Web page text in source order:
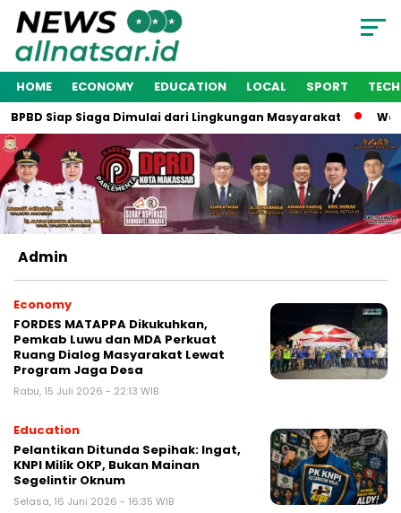
HOME ECONOMY EDUCATION LOCAL SPORT
Siap Siaga Dimulai dari Lingkungan Masyarakat Wakil
Admin
Economy
FORDES MATAPPA Dikukuhkan,
Pemkab Luwu dan MDA Perkuat
Ruang Dialog Masyarakat Lewat
Program Jaga Desa
Rabu, 15 Juli 2026 - 22:13 WIB
Education
Pelantikan Ditunda Sepihak: Ingat,
KNPI Milik OKP, Bukan Mainan
Segelintir Oknum
Selasa, 16 Juni 2026 - 16:35 WIB